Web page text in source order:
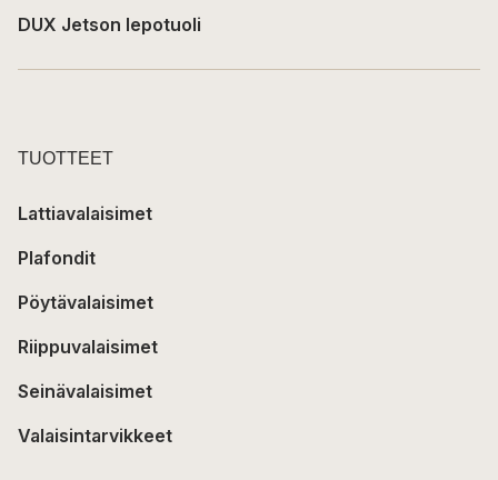
DUX Jetson lepotuoli
TUOTTEET
Lattiavalaisimet
Plafondit
Pöytävalaisimet
Riippuvalaisimet
Seinävalaisimet
Valaisintarvikkeet